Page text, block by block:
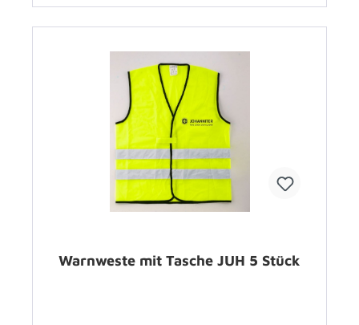
Warnweste mit Tasche JUH 5 Stück